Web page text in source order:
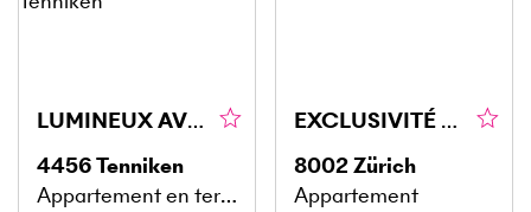
LUMINEUX AVEC BELLE TERRASSE
4456Tenniken
Appartement en terrasse
EXCLUSIVITÉ AU CUR AVEC VUE SUR LARBORETUM
8002Zürich
Appartement